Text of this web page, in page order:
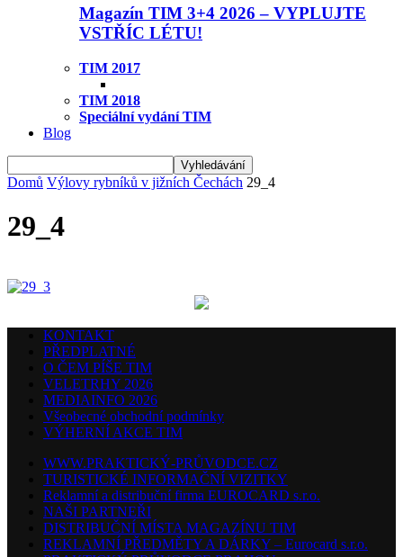
Magazín TIM 3+4 2026 – VYPLUJTE
VSTŘÍC LÉTU!
TIM 2017
TIM 2018
Speciální vydání TIM
Blog
Domů Výlovy rybníků v jižních Čechách 29_4
29_4
KONTAKT
PŘEDPLATNÉ
O ČEM PÍŠE TIM
VELETRHY 2026
MEDIAINFO 2026
Všeobecné obchodní podmínky
VÝHERNÍ AKCE TIM
WWW.PRAKTICKÝ-PRŮVODCE.CZ
TURISTICKÉ INFORMAČNÍ VIZITKY
Reklamní a distribuční firma EUROCARD s.r.o.
NAŠI PARTNEŘI
DISTRIBUČNÍ MÍSTA MAGAZÍNU TIM
REKLAMNÍ PŘEDMĚTY A DÁRKY – Eurocard s.r.o.